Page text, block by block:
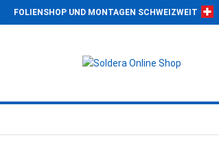
FOLIENSHOP UND MONTAGEN SCHWEIZWEIT